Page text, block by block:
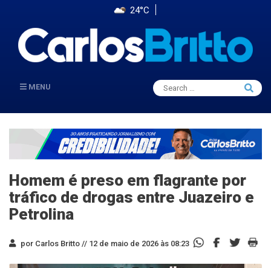
24°C
MENU
Search
for:
Search
Homem é preso em flagrante por
tráfico de drogas entre Juazeiro e
Petrolina
por Carlos Britto // 12 de maio de 2026 às 08:23